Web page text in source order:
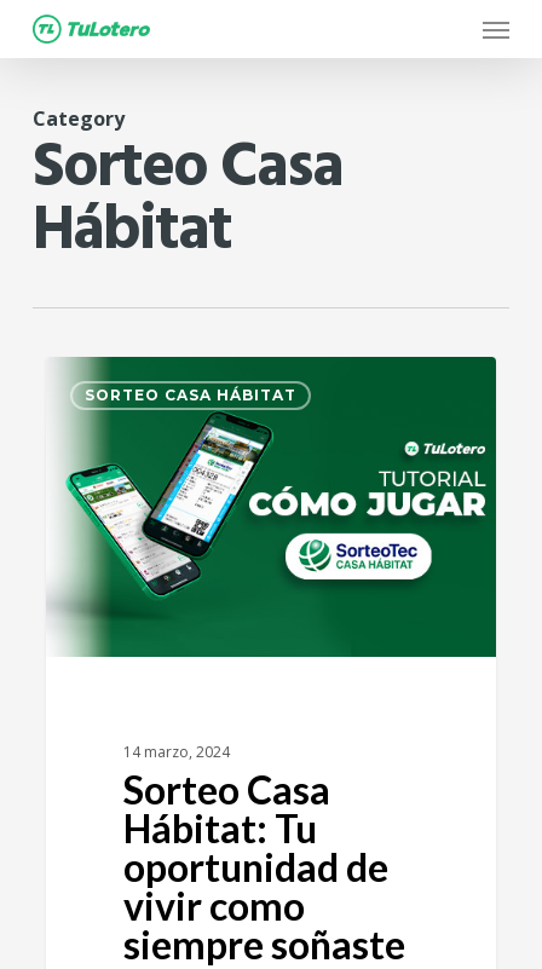
Skip
to
content
Menu
Category
Sorteo Casa
Hábitat
SORTEO CASA HÁBITAT
14 marzo, 2024
Sorteo Casa
Hábitat: Tu
oportunidad de
vivir como
siempre soñaste
1